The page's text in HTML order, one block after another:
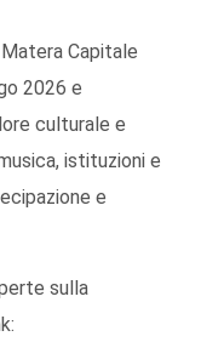
Capitale
2026 e
culturale e
istituzioni e
e
sulla